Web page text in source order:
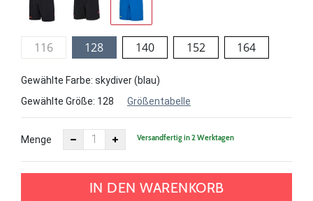
116 128 140 152 164
Gewählte Farbe: skydiver (blau)
Gewählte Größe: 128 Größentabelle
Menge Versandfertig in 2 Werktagen
IN DEN WARENKORB